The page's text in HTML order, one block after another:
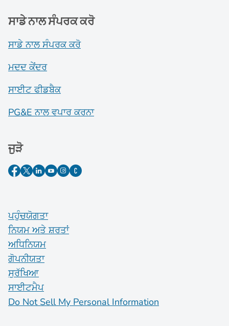
ਸਾਡੇ ਨਾਲ ਸੰਪਰਕ ਕਰੋ
ਸਾਡੇ ਨਾਲ ਸੰਪਰਕ ਕਰੋ
ਮਦਦ ਕੇਂਦਰ
ਸਾਈਟ ਫੀਡਬੈਕ
PG&E ਨਾਲ ਵਪਾਰ ਕਰਨਾ
ਜੁੜੋ
ਪਹੁੰਚਯੋਗਤਾ
ਨਿਯਮ ਅਤੇ ਸ਼ਰਤਾਂ
ਅਧਿਨਿਯਮ
ਗੋਪਨੀਯਤਾ
ਸੁਰੱਖਿਆ
ਸਾਈਟਮੈਪ
Do Not Sell My Personal Information